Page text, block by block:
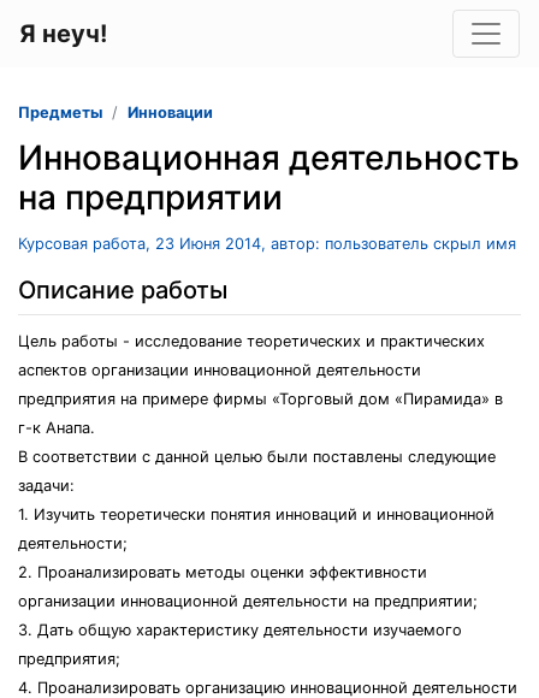
Я неуч!
Предметы Инновации
Инновационная деятельность
на предприятии
Курсовая работа, 23 Июня 2014, автор: пользователь скрыл имя
Описание работы
Цель работы - исследование теоретических и практических
аспектов организации инновационной деятельности
предприятия на примере фирмы «Торговый дом «Пирамида» в
г-к Анапа.
В соответствии с данной целью были поставлены следующие
задачи:
1. Изучить теоретически понятия инноваций и инновационной
деятельности;
2. Проанализировать методы оценки эффективности
организации инновационной деятельности на предприятии;
3. Дать общую характеристику деятельности изучаемого
предприятия;
4. Проанализировать организацию инновационной деятельности